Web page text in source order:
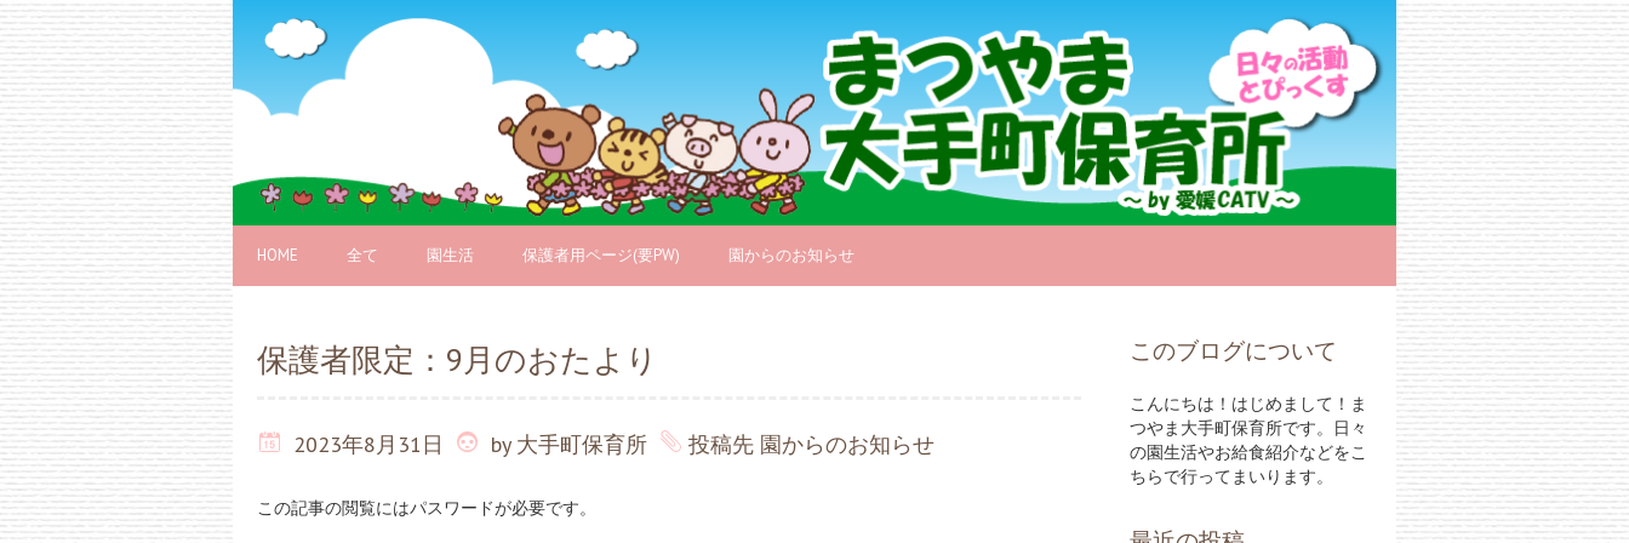
HOME 全て 園生活 保護者用ページ(要PW) 園からのお知らせ
保護者限定：9月のおたより
2023年8月31日 by 大手町保育所 投稿先 園からのお知らせ
この記事の閲覧にはパスワードが必要です。
このブログについて
こんにちは！はじめまして！ま
つやま大手町保育所です。日々
の園生活やお給食紹介などをこ
ちらで行ってまいります。